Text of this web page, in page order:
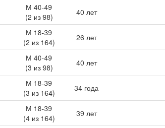
М 40-49
(2 из 98)
40 лет
М 18-39
(2 из 164)
26 лет
М 40-49
(3 из 98)
40 лет
М 18-39
(3 из 164)
34 года
М 18-39
(4 из 164)
39 лет